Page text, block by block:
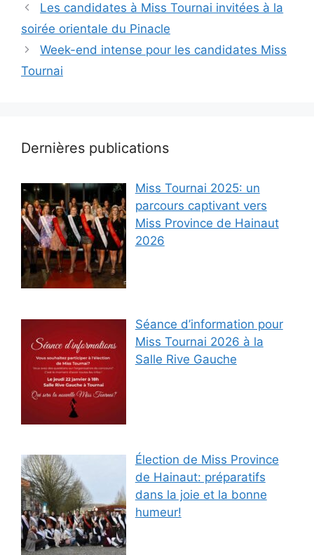
Les candidates à Miss Tournai invitées à la
soirée orientale du Pinacle
Week-end intense pour les candidates Miss
Tournai
Dernières publications
Miss Tournai 2025: un
parcours captivant vers
Miss Province de Hainaut
2026
Séance d’information pour
Miss Tournai 2026 à la
Salle Rive Gauche
Élection de Miss Province
de Hainaut: préparatifs
dans la joie et la bonne
humeur!